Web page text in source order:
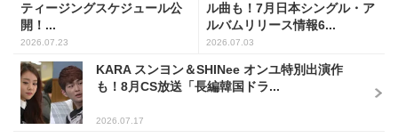
ティージングスケジュール公
開！...
2026.07.23
ル曲も！7月日本シングル・ア
ルバムリリース情報6...
2026.07.03
KARA スンヨン＆SHINee オンユ特別出演作
も！8月CS放送「長編韓国ドラ...
2026.07.17